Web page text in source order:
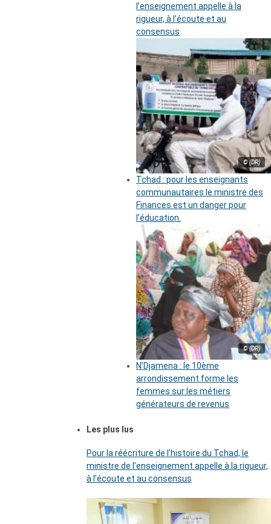
l’enseignement appelle à la
rigueur, à l’écoute et au
consensus
© (DR)
Tchad : pour les enseignants
communautaires le ministre des
Finances est un danger pour
l’éducation.
© (DR)
N’Djamena : le 10ème
arrondissement forme les
femmes sur les métiers
générateurs de revenus
Les plus lus
Pour la réécriture de l’histoire du Tchad, le
ministre de l’enseignement appelle à la rigueur,
à l’écoute et au consensus